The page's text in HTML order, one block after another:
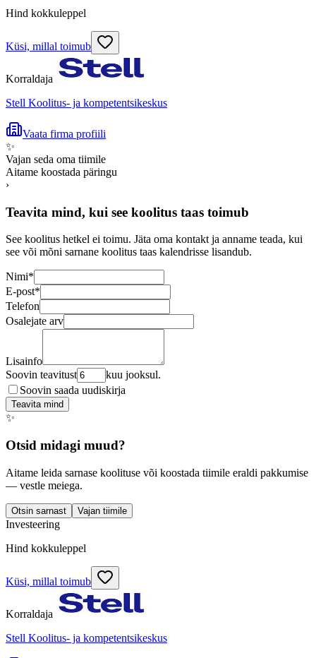
Hind kokkuleppel
Küsi, millal toimub
Korraldaja
Stell Koolitus- ja kompetentsikeskus
Vaata firma profiili
✨
Vajan seda oma tiimile
Aitame koostada päringu
›
Teavita mind, kui see koolitus taas toimub
See koolitus hetkel ei toimu. Jäta oma kontakt ja anname teada, kui
see või mõni sarnane koolitus taas kalendrisse lisandub.
Nimi*
E-post*
Telefon
Osalejate arv
Lisainfo
Soovin teavitust
kuu jooksul.
Soovin saada uudiskirja
Teavita mind
✨
Otsid midagi muud?
Aitame leida sarnase koolituse või koostada tiimile eraldi pakkumise
— vestle meiega.
Otsin sarnast Vajan tiimile
Investeering
Hind kokkuleppel
Küsi, millal toimub
Korraldaja
Stell Koolitus- ja kompetentsikeskus